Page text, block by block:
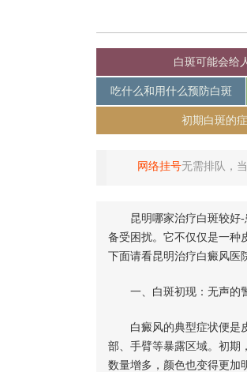
白斑可能会给
吃什么和用什么预防白斑
初期白斑的
网络挂号无需排队，
昆明哪家治疗白斑较好
备受困扰。它不仅仅是一种
下面请看昆明治疗白癜风医
一、白斑初现：无声的
白癜风的典型症状便是皮
部、手臂等暴露区域。初期
数量增多，颜色也变得更加